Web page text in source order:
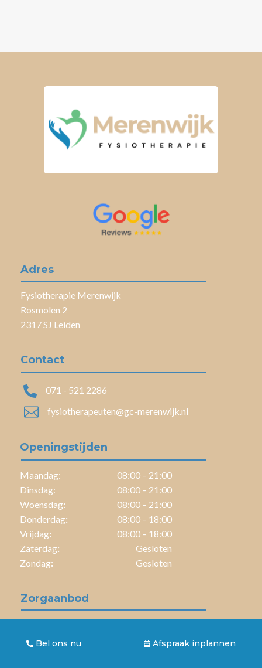
Adres
Fysiotherapie Merenwijk
Rosmolen 2
2317 SJ Leiden
Contact
 071 - 521 2286
 fysiotherapeuten@gc-merenwijk.nl
Openingstijden
Maandag:
08:00 – 21:00
Dinsdag:
08:00 – 21:00
Woensdag:
08:00 – 21:00
Donderdag:
08:00 – 18:00
Vrijdag:
08:00 – 18:00
Zaterdag:
Gesloten
Zondag: Gesloten
Zorgaanbod
Sportfysiotherapie
Bel ons nu Afspraak inplannen